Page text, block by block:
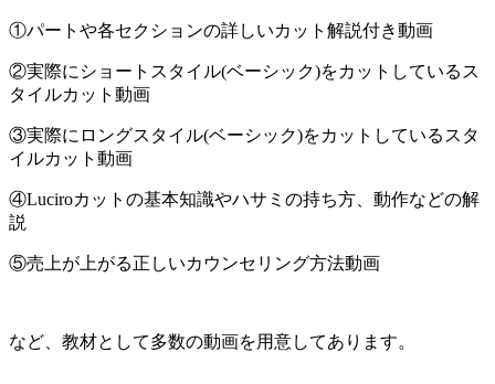
①パートや各セクションの詳しいカット解説付き動画
②実際にショートスタイル(ベーシック)をカットしているス
タイルカット動画
③実際にロングスタイル(ベーシック)をカットしているスタ
イルカット動画
④Luciroカットの基本知識やハサミの持ち方、動作などの解
説
⑤売上が上がる正しいカウンセリング方法動画
など、教材として多数の動画を用意してあります。